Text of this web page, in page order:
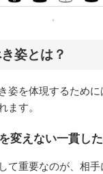
姿とは？
姿を体現するため
ます。
変えない一貫し
て重要なのが、相